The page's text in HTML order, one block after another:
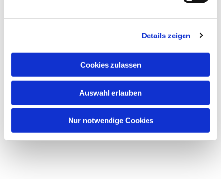
Details zeigen
Cookies zulassen
Auswahl erlauben
Nur notwendige Cookies